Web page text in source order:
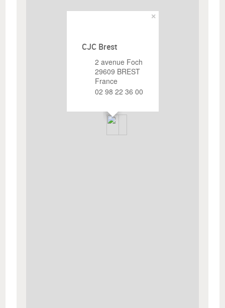
×
CJC Brest
2 avenue Foch
29609 BREST
France
02 98 22 36 00